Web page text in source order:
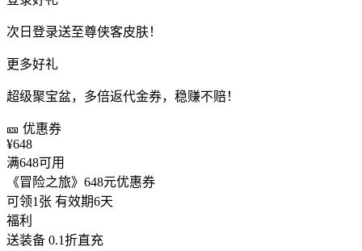
次日登录送至尊侠客皮肤！
更多好礼
超级聚宝盆，多倍返代金券，稳赚不赔！
🎫 优惠券
¥648
满648可用
《冒险之旅》648元优惠券
可领1张 有效期6天
福利
送装备 0.1折直充